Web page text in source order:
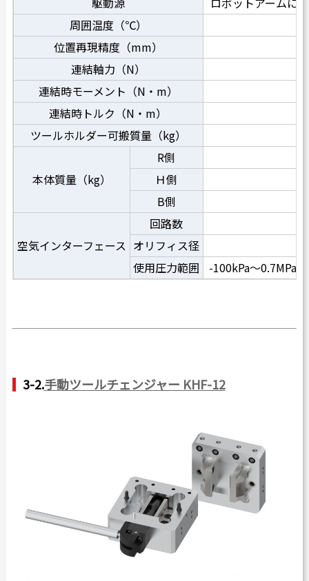
周囲温度（℃）
位置再現精度（mm）
連結軸力（N）
連結時モーメント（N・m）
連結時トルク（N・m）
ツールホルダー可搬質量（kg）
本体質量（kg）
R側
Ｈ側
B側
空気インターフェース
回路数
オリフィス径
使用圧力範囲
-100kPa～0.7MPa
3-2.手動ツールチェンジャー KHF-12